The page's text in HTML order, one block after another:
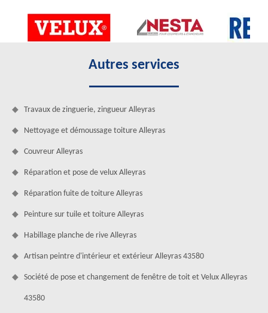
Autres services
Travaux de zinguerie, zingueur Alleyras
Nettoyage et démoussage toiture Alleyras
Couvreur Alleyras
Réparation et pose de velux Alleyras
Réparation fuite de toiture Alleyras
Peinture sur tuile et toiture Alleyras
Habillage planche de rive Alleyras
Artisan peintre d'intérieur et extérieur Alleyras 43580
Société de pose et changement de fenêtre de toit et Velux Alleyras
43580